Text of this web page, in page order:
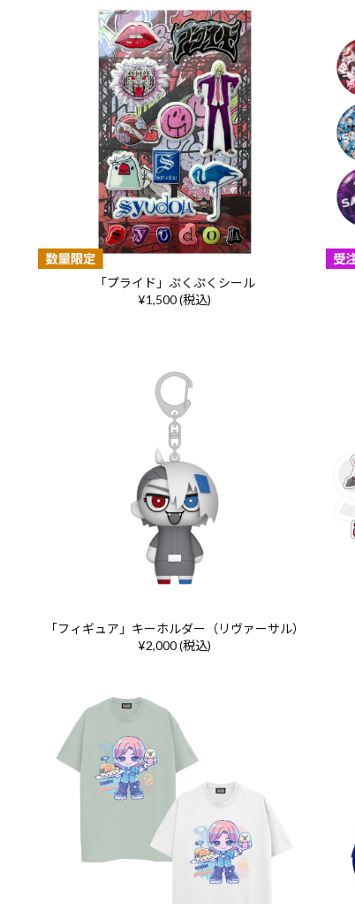
「プライド」ぷくぷくシール
¥1,500 (税込)
「フィギュア」キーホルダー（リヴァーサル）
¥2,000 (税込)